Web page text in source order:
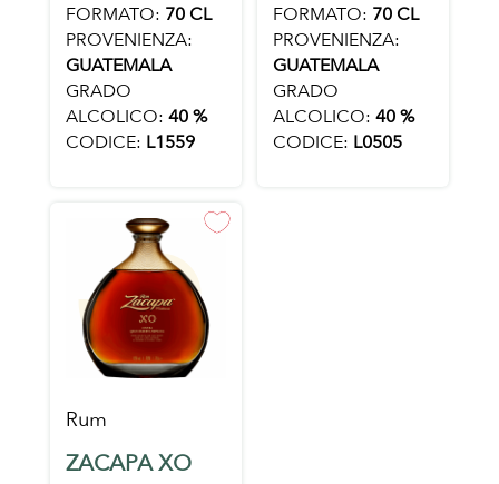
FORMATO: 70 CL
PROVENIENZA:
GUATEMALA
GRADO
ALCOLICO: 40 %
CODICE: L1559
FORMATO: 70 CL
PROVENIENZA:
GUATEMALA
GRADO
ALCOLICO: 40 %
CODICE: L0505
Rum
ZACAPA XO